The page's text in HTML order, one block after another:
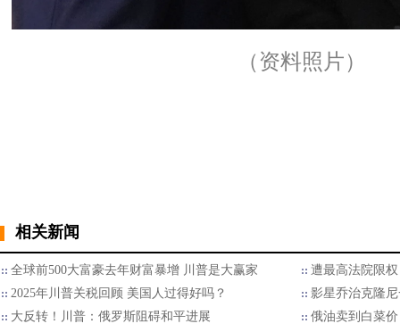
（资料照片）
相关新闻
全球前500大富豪去年财富暴增 川普是大赢家
遭最高法院限
2025年川普关税回顾 美国人过得好吗？
影星乔治克隆
大反转！川普：俄罗斯阻碍和平进展
俄油卖到白菜